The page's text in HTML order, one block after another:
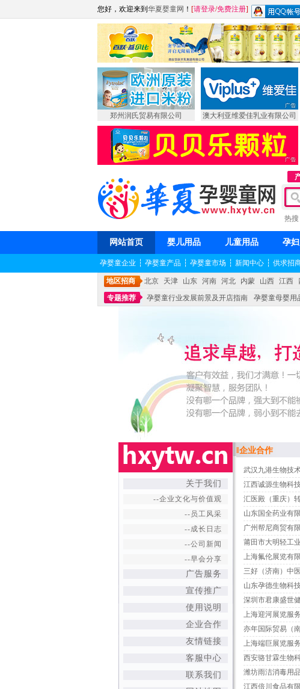
您好，欢迎来到 华夏婴童网 ！ [请登录/免费注册]
郑州润氏贸易有限公司 澳大利亚维爱佳乳业有限公司
热搜
网站首页 婴儿用品 儿童用品 孕
孕婴童企业 ┆ 孕婴童产品 ┆ 孕婴童市场 ┆ 新闻中心 ┆ 供求招
地区招商 北京 天津 山东 河南 河北 内蒙 山西 江西
专题推荐
孕婴童行业发展前景及开店指南 孕婴童母婴用
关于我们
--企业文化与价值观
--员工风采
--成长日志
--公司新闻
--早会分享
广告服务
宣传推广
使用说明
企业合作
友情链接
客服中心
联系我们
‖企业合作
武汉九港生物技
江西诚源生物科
汇医殿（重庆）
山东国全药业有
广州帮尼商贸有
莆田市大明轻工
上海氟伦展览有
三好（济南）中
山东孕德生物科
深圳市君康盛世
上海迎河展览服
亦年国际贸易（
上海端巨展览服
西安骆甘霖生物
潍坊雨洁消毒用
江西倍川食品有